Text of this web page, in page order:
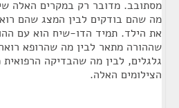
מסתובב. מדובר רק במקרים האלה
מה שהם בודקים לבין המצג שהם
את הילד. תמיד הדו-שיח הוא עם
שההורה מתאר לבין מה שהרופא
גלגלים, לבין מה שהבדיקה
הצילומים האלה.